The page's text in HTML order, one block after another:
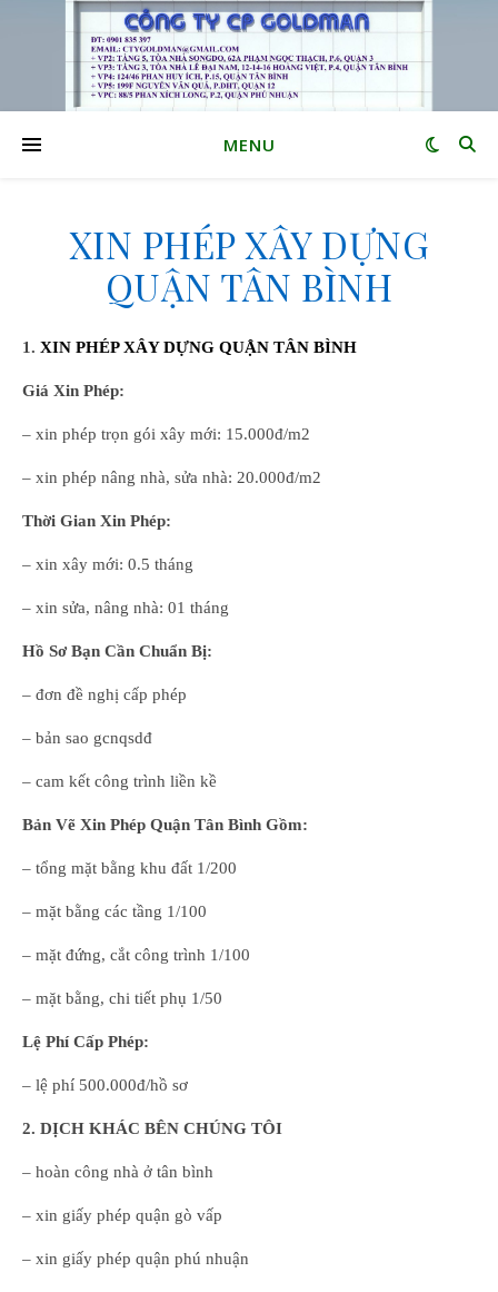
MENU
XIN PHÉP XÂY DỰNG
QUẬN TÂN BÌNH
XIN PHÉP XÂY DỰNG QUẬN TÂN BÌNH
Giá Xin Phép:
– xin phép trọn gói xây mới: 15.000đ/m2
– xin phép nâng nhà, sửa nhà: 20.000đ/m2
Thời Gian Xin Phép:
– xin xây mới: 0.5 tháng
– xin sửa, nâng nhà: 01 tháng
Hồ Sơ Bạn Cần Chuẩn Bị:
– đơn đề nghị cấp phép
– bản sao gcnqsdđ
– cam kết công trình liền kề
Bản Vẽ Xin Phép Quận Tân Bình Gồm:
– tổng mặt bằng khu đất 1/200
– mặt bằng các tầng 1/100
– mặt đứng, cắt công trình 1/100
– mặt bằng, chi tiết phụ 1/50
Lệ Phí Cấp Phép:
– lệ phí 500.000đ/hồ sơ
2. DỊCH KHÁC BÊN CHÚNG TÔI
– hoàn công nhà ở tân bình
– xin giấy phép quận gò vấp
– xin giấy phép quận phú nhuận